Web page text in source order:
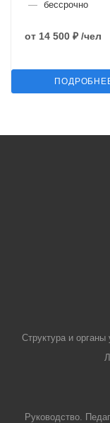
— бессрочно
от 14 500 ₽ /чел
Структура и органы
Руководство.